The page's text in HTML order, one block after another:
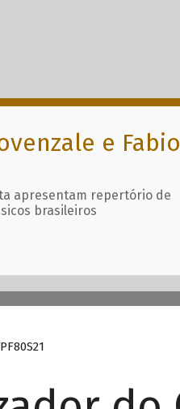
e Fabio
apresentam repertório de
brasileiros